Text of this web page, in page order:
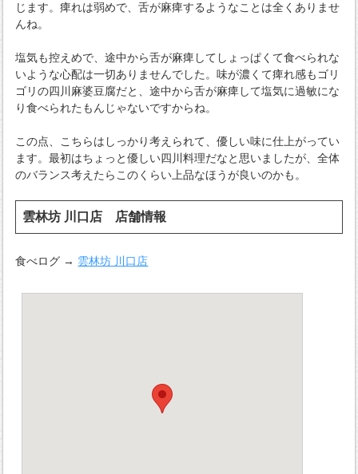
じます。痺れは弱めで、舌が麻痺するようなことは全くありませ
んね。
塩気も控えめで、途中から舌が麻痺してしょっぱくて食べられな
いような心配は一切ありませんでした。味が濃くて痺れ感もゴリ
ゴリの四川麻婆豆腐だと、途中から舌が麻痺して塩気に過敏にな
り食べられたもんじゃないですからね。
この点、こちらはしっかり考えられて、優しい味に仕上がってい
ます。最初はちょっと優しい四川料理だなと思いましたが、全体
のバランス考えたらこのくらい上品なほうが良いのかも。
雲林坊 川口店 店舗情報
食べログ → 雲林坊 川口店